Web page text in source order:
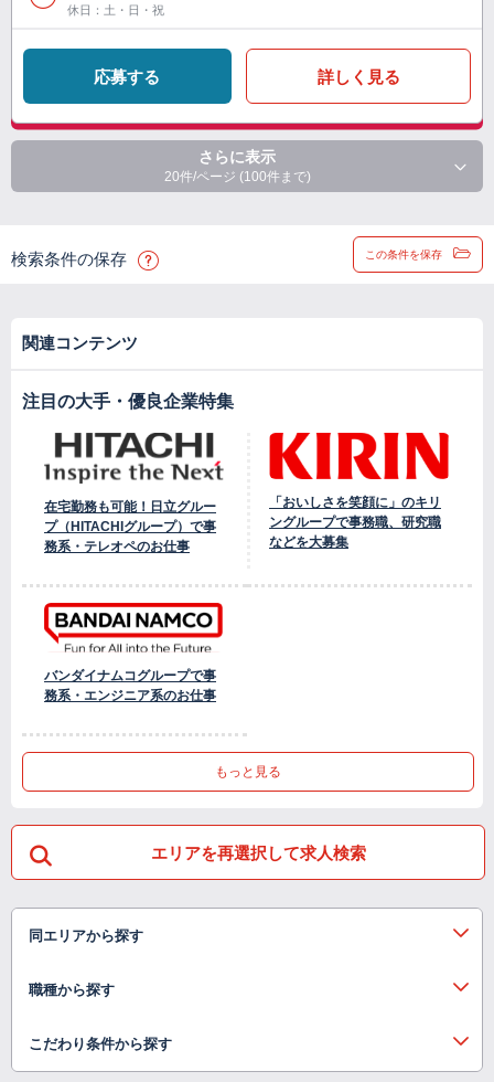
休日：土・日・祝
応募する 詳しく見る
さらに表示
20件/ページ (100件まで)
検索条件の保存 この条件を保存
関連コンテンツ
注目の大手・優良企業特集
在宅勤務も可能！日立グルー
プ（HITACHIグループ）で事
務系・テレオペのお仕事
「おいしさを笑顔に」のキリ
ングループで事務職、研究職
などを大募集
バンダイナムコグループで事
務系・エンジニア系のお仕事
もっと見る
エリアを再選択して求人検索
同エリアから探す
職種から探す
こだわり条件から探す